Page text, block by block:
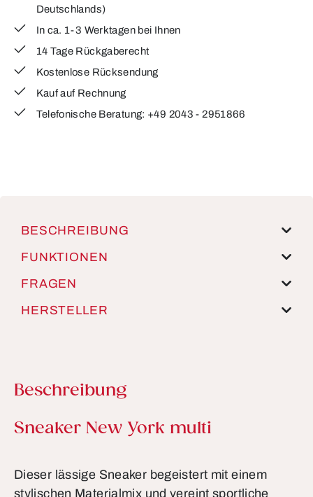
Deutschlands)
In ca. 1-3 Werktagen bei Ihnen
14 Tage Rückgaberecht
Kostenlose Rücksendung
Kauf auf Rechnung
Telefonische Beratung: +49 2043 - 2951866
BESCHREIBUNG
FUNKTIONEN
FRAGEN
HERSTELLER
Beschreibung
Produktinformationen
Sneaker New York multi
Dieser lässige Sneaker begeistert mit einem
stylischen Materialmix und vereint sportliche